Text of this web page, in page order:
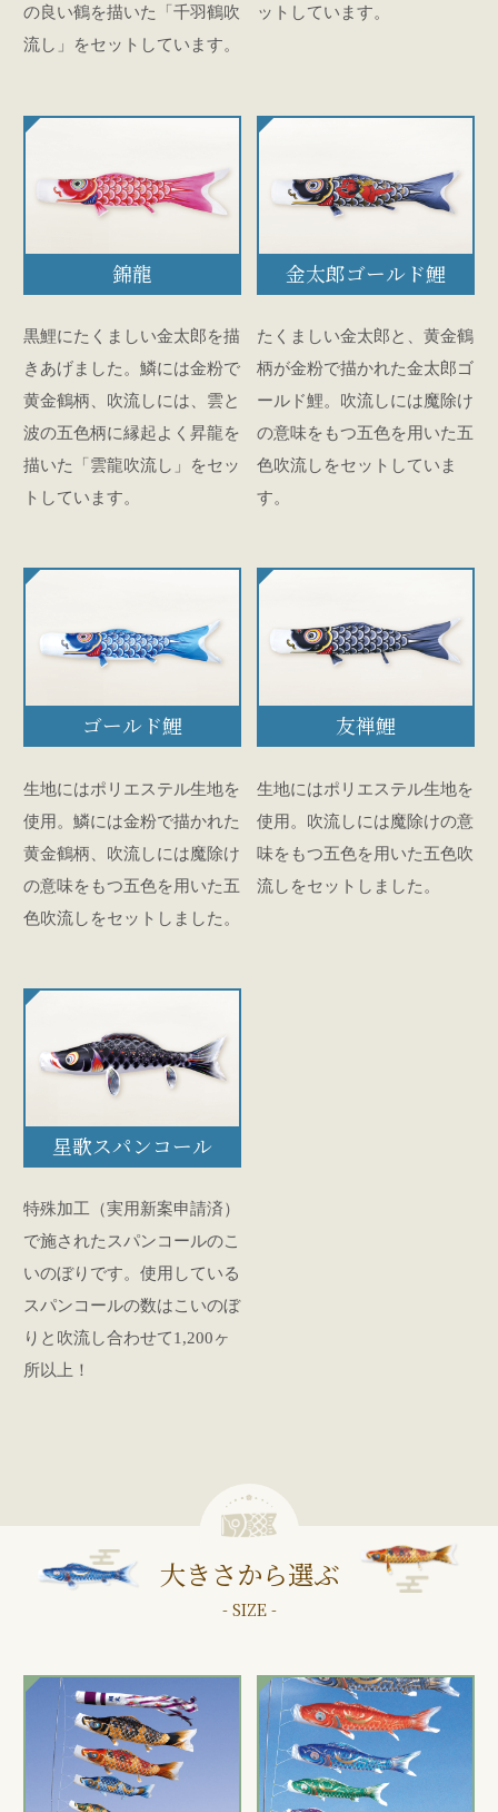
の良い鶴を描いた「千羽鶴吹
流し」をセットしています。
ットしています。
錦龍
黒鯉にたくましい金太郎を描
きあげました。鱗には金粉で
黄金鶴柄、吹流しには、雲と
波の五色柄に縁起よく昇龍を
描いた「雲龍吹流し」をセッ
トしています。
金太郎ゴールド鯉
たくましい金太郎と、黄金鶴
柄が金粉で描かれた金太郎ゴ
ールド鯉。吹流しには魔除け
の意味をもつ五色を用いた五
色吹流しをセットしていま
す。
ゴールド鯉
生地にはポリエステル生地を
使用。鱗には金粉で描かれた
黄金鶴柄、吹流しには魔除け
の意味をもつ五色を用いた五
色吹流しをセットしました。
友禅鯉
生地にはポリエステル生地を
使用。吹流しには魔除けの意
味をもつ五色を用いた五色吹
流しをセットしました。
星歌スパンコール
特殊加工（実用新案申請済）
で施されたスパンコールのこ
いのぼりです。使用している
スパンコールの数はこいのぼ
りと吹流し合わせて1,200ヶ
所以上！
大きさから選ぶ
- SIZE -